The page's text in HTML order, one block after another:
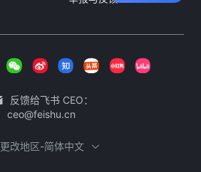
反馈给飞书 CEO：
ceo@feishu.cn
更改地区-简体中文